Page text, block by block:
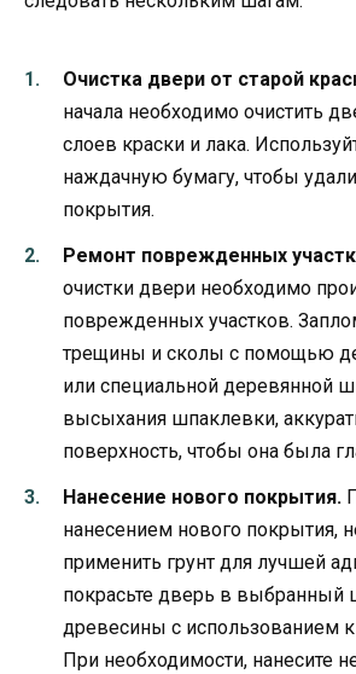
Очистка двери от старой
начала необходимо очистить
слоев краски и лака.
наждачную бумагу, чтобы
покрытия.
Ремонт поврежденных
очистки двери необходимо
поврежденных участков.
трещины и сколы с помощью
или специальной деревянной
высыхания шпаклевки,
поверхность, чтобы она была
Нанесение нового покрытия.
нанесением нового покрытия,
применить грунт для лучшей
покрасьте дверь в выбранный
древесины с использованием
При необходимости, нанесите